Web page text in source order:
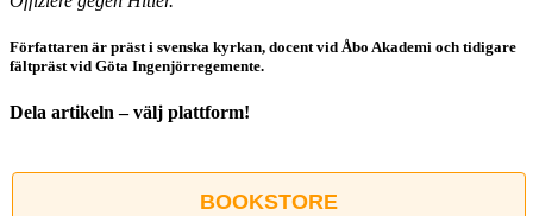
Författaren är präst i svenska kyrkan, docent vid Åbo Akademi och tidigare
fältpräst vid Göta Ingenjörregemente.
Dela artikeln – välj plattform!
post
BOOKSTORE